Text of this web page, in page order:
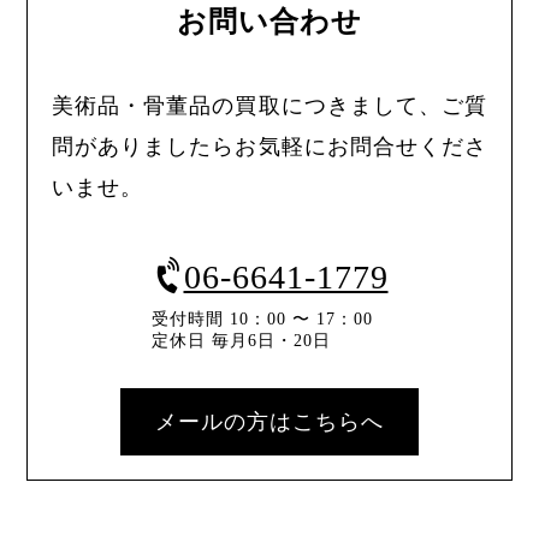
お問い合わせ
美術品・骨董品の買取につきまして、ご質
問がありましたらお気軽にお問合せくださ
いませ。
06-6641-1779
受付時間 10：00 〜 17：00
定休日 毎月6日・20日
メールの方はこちらへ